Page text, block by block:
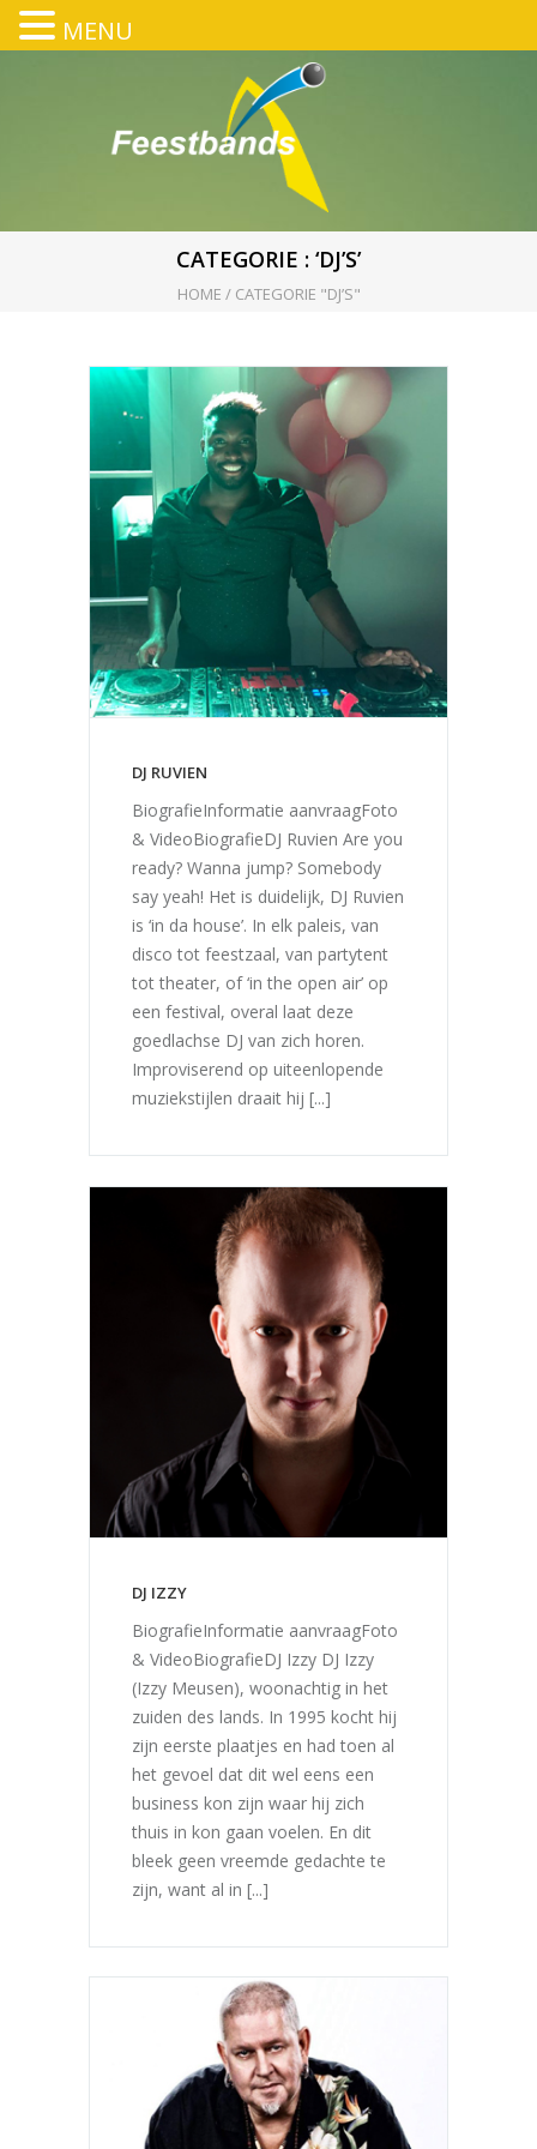
CATEGORIE : ‘DJ’S’
HOME / CATEGORIE "DJ’S"
DJ RUVIEN
BiografieInformatie aanvraagFoto
& VideoBiografieDJ Ruvien Are you
ready? Wanna jump? Somebody
say yeah! Het is duidelijk, DJ Ruvien
is ‘in da house’. In elk paleis, van
disco tot feestzaal, van partytent
tot theater, of ‘in the open air’ op
een festival, overal laat deze
goedlachse DJ van zich horen.
Improviserend op uiteenlopende
muziekstijlen draait hij [...]
DJ IZZY
BiografieInformatie aanvraagFoto
& VideoBiografieDJ Izzy DJ Izzy
(Izzy Meusen), woonachtig in het
zuiden des lands. In 1995 kocht hij
zijn eerste plaatjes en had toen al
het gevoel dat dit wel eens een
business kon zijn waar hij zich
thuis in kon gaan voelen. En dit
bleek geen vreemde gedachte te
zijn, want al in [...]
MENU